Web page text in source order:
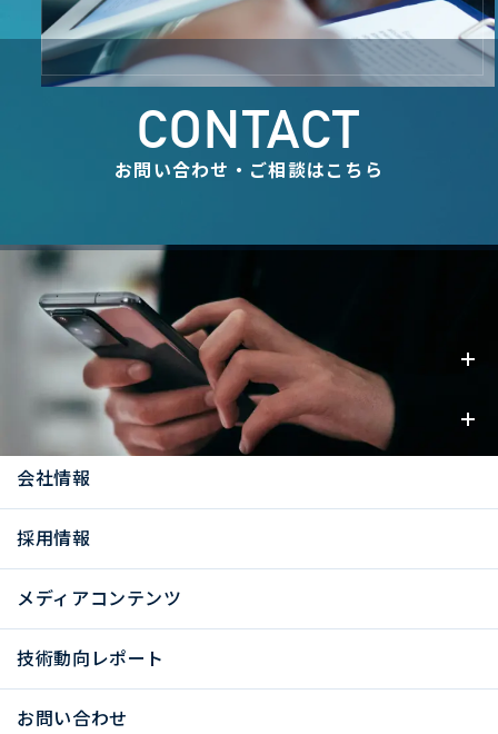
CONTACT
お問い合わせ・ご相談はこちら
事業内容
お知らせ
会社情報
採用情報
メディアコンテンツ
技術動向レポート
お問い合わせ